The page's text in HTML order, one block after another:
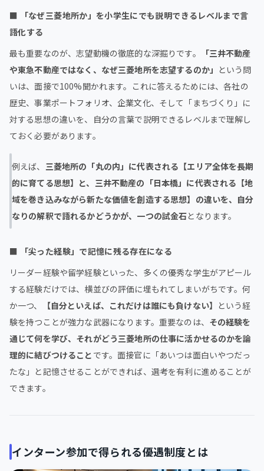
■
「なぜ三菱地所か」を小学生にでも説明できるレベルまで言
語化する
最も重要なのが、志望動機の徹底的な深掘りです。
「三井不動産
や東急不動産ではなく、なぜ三菱地所を志望するのか」 という問
いは、面接で100%聞かれます。これに答えるためには、各社の
歴史、事業ポートフォリオ、企業文化、そして「まちづくり」に
対する思想の違いを、自分の言葉で説明できるレベルまで理解し
ておく必要があります。
例えば、 三菱地所の「丸の内」に代表される【エリア全体を長期
的に育てる思想】と、三井不動産の「日本橋」に代表される【地
域を巻き込みながら新たな価値を創造する思想】の違いを、自分
なりの解釈で語れるかどうかが、一つの試金石となります。
■
「尖った経験」で記憶に残る存在になる
リーダー経験や留学経験といった、多くの優秀な学生がアピール
する経験だけでは、横並びの評価に埋もれてしまいがちです。何
か一つ、
【自分といえば、これだけは誰にも負けない】 という経
験を持つことが強力な武器になります。重要なのは、 その経験を
通じて何を学び、それがどう三菱地所の仕事に活かせるのかを論
理的に結びつけること です。面接官に「あいつは面白いやつだっ
たな」と記憶させることができれば、選考を有利に進めることが
できます。
インターン参加で得られる優遇制度とは